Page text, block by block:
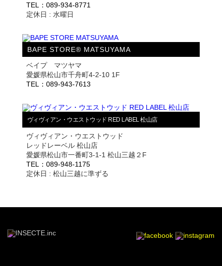
TEL：089-934-8771
定休日 : 水曜日
BAPE STORE® MATSUYAMA
ベイプ マツヤマ
愛媛県松山市千舟町4-2-10 1F
TEL：089-943-7613
ヴィヴィアン・ウエストウッド RED LABEL 松山店
ヴィヴィアン・ウエストウッド
レッドレーベル 松山店
愛媛県松山市一番町3-1-1 松山三越２F
TEL：089-948-1175
定休日 : 松山三越に準ずる